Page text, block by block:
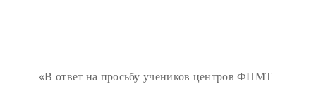
«В ответ на просьбу учеников центров ФПМТ